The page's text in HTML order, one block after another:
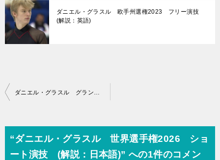
ダニエル・グラスル 欧手州選権2023 フリー演技
(解説：英語)
投
ビ
ゲ
ダニエル・グラスル グランプリファイナル2025 フリー演技 (解説：英語)
“ダニエル・グラスル 世界選手権2026 ショ
ート演技 (解説：日本語)” への1件のコメン